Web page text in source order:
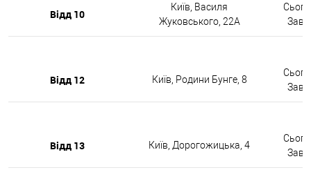
Відд 10
Київ, Василя
Жуковського, 22А
Відд 12 Київ, Родини Бунге, 8
Відд 13 Київ, Дорогожицька, 4